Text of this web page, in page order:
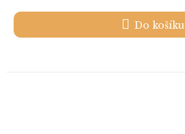
Do košíku